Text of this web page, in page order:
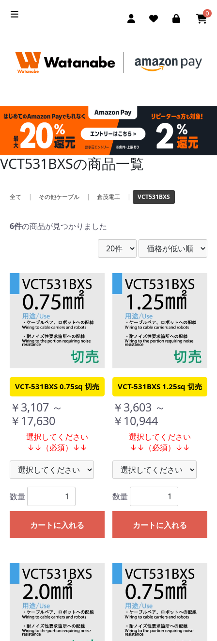
0
VCT531BXSの商品一覧
全て | その他ケーブル | 倉茂電工 | VCT531BXS
6件の商品が見つかりました
VCT-531BXS 0.75sq 切売
￥3,107 ～
￥17,630
選択してください
↓↓（必須）↓↓
数量
カートに入れる
VCT-531BXS 1.25sq 切売
￥3,603 ～
￥10,944
選択してください
↓↓（必須）↓↓
数量
カートに入れる